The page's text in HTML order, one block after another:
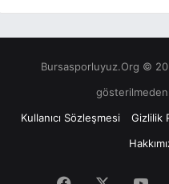
Bursasporluyuz.Org ©
gösterilmeden
Kullanıcı Sözleşmesi
Gizlilik